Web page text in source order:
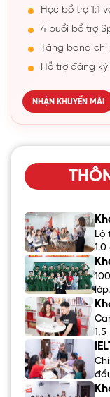
Học bổ trợ 1:1
4 buổi bổ trợ
Tăng band chỉ
Hỗ trợ đăng
NHẬN KHUYẾN MÃI
Lộ
1.0
lớp.